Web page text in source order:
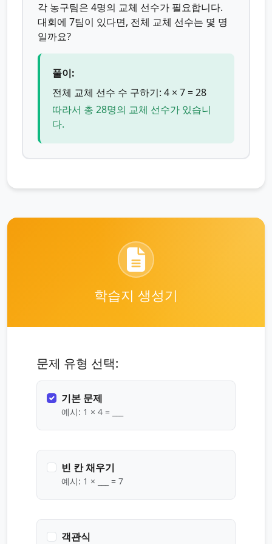
각 농구팀은 4명의 교체 선수가 필요합니다.
대회에 7팀이 있다면, 전체 교체 선수는 몇 명
일까요?
풀이:
전체 교체 선수 수 구하기: 4 × 7 = 28
따라서 총 28명의 교체 선수가 있습니
다.
학습지 생성기
문제 유형 선택:
기본 문제
예시: 1 × 4 = ___
빈 칸 채우기
예시: 1 × ___ = 7
객관식